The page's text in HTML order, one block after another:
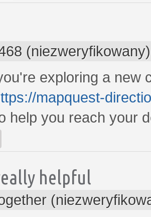
(niezweryfikowany)
exploring a new
mapquest-
help you reach your
helpful